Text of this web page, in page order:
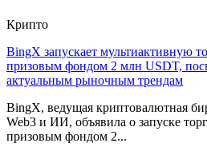
Крипто
BingX запускает мультиактивную
призовым фондом 2 млн USDT,
актуальным рыночным трендам
BingX, ведущая криптовалютная
Web3 и ИИ, объявила о запуске
призовым фондом 2...